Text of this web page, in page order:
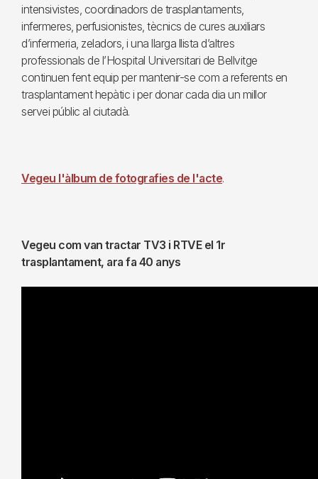
intensivistes, coordinadors de trasplantaments,
infermeres, perfusionistes, tècnics de cures auxiliars
d’infermeria, zeladors, i una llarga llista d’altres
professionals de l’Hospital Universitari de Bellvitge
continuen fent equip per mantenir-se com a referents en
trasplantament hepàtic i per donar cada dia un millor
servei públic al ciutadà.
Vegeu l'àlbum de fotografies de l'acte.
Vegeu com van tractar TV3 i RTVE el 1r
trasplantament, ara fa 40 anys